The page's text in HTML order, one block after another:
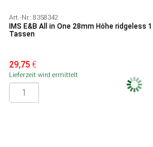
Art.-Nr.: 8358342
IMS E&B All in One 28mm Höhe ridgeless
Tassen
29,75€
Lieferzeit wird ermittelt